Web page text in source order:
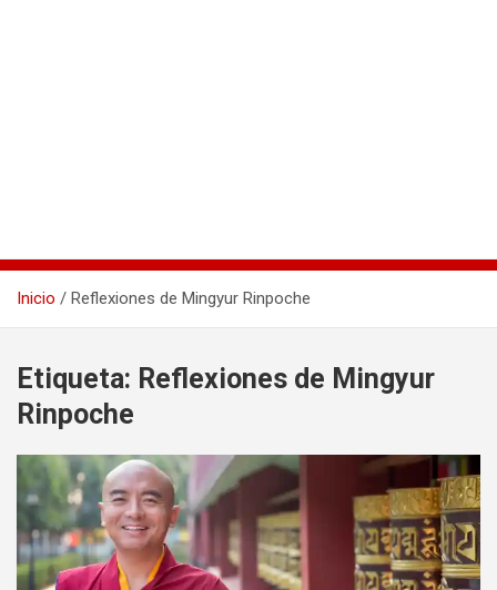
Inicio Reflexiones de Mingyur Rinpoche
Etiqueta: Reflexiones de Mingyur
Rinpoche